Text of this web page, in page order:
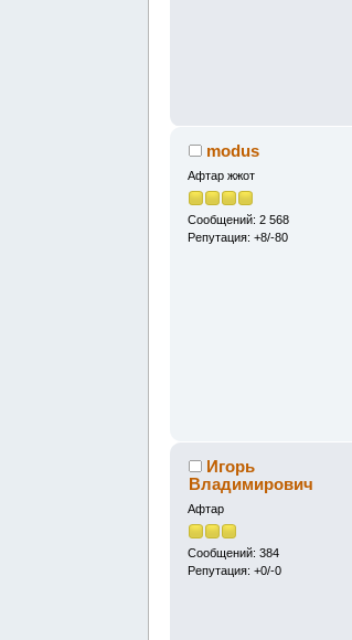
modus
Афтар жжот
Сообщений: 2 568
Репутация: +8/-80
Игорь
Владимирович
Афтар
Сообщений: 384
Репутация: +0/-0